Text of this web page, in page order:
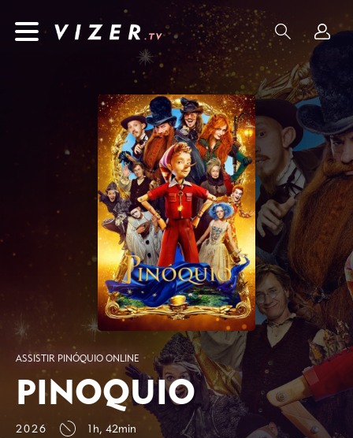
ASSISTIR PINÓQUIO ONLINE
PINÓQUIO
2026 1h, 42min